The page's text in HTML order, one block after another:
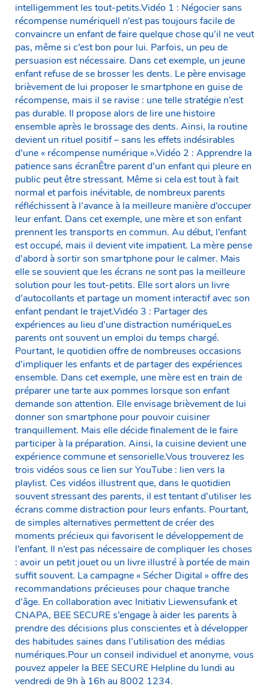
intelligemment les tout-petits.Vidéo 1 : Négocier sans
récompense numériqueIl n’est pas toujours facile de
convaincre un enfant de faire quelque chose qu’il ne veut
pas, même si c’est bon pour lui. Parfois, un peu de
persuasion est nécessaire. Dans cet exemple, un jeune
enfant refuse de se brosser les dents. Le père envisage
brièvement de lui proposer le smartphone en guise de
récompense, mais il se ravise : une telle stratégie n’est
pas durable. Il propose alors de lire une histoire
ensemble après le brossage des dents. Ainsi, la routine
devient un rituel positif – sans les effets indésirables
d’une « récompense numérique ».Vidéo 2 : Apprendre la
patience sans écranÊtre parent d’un enfant qui pleure en
public peut être stressant. Même si cela est tout à fait
normal et parfois inévitable, de nombreux parents
réfléchissent à l’avance à la meilleure manière d’occuper
leur enfant. Dans cet exemple, une mère et son enfant
prennent les transports en commun. Au début, l’enfant
est occupé, mais il devient vite impatient. La mère pense
d’abord à sortir son smartphone pour le calmer. Mais
elle se souvient que les écrans ne sont pas la meilleure
solution pour les tout-petits. Elle sort alors un livre
d’autocollants et partage un moment interactif avec son
enfant pendant le trajet.Vidéo 3 : Partager des
expériences au lieu d’une distraction numériqueLes
parents ont souvent un emploi du temps chargé.
Pourtant, le quotidien offre de nombreuses occasions
d’impliquer les enfants et de partager des expériences
ensemble. Dans cet exemple, une mère est en train de
préparer une tarte aux pommes lorsque son enfant
demande son attention. Elle envisage brièvement de lui
donner son smartphone pour pouvoir cuisiner
tranquillement. Mais elle décide finalement de le faire
participer à la préparation. Ainsi, la cuisine devient une
expérience commune et sensorielle.Vous trouverez les
trois vidéos sous ce lien sur YouTube : lien vers la
playlist. Ces vidéos illustrent que, dans le quotidien
souvent stressant des parents, il est tentant d’utiliser les
écrans comme distraction pour leurs enfants. Pourtant,
de simples alternatives permettent de créer des
moments précieux qui favorisent le développement de
l’enfant. Il n’est pas nécessaire de compliquer les choses
: avoir un petit jouet ou un livre illustré à portée de main
suffit souvent. La campagne « Sécher Digital » offre des
recommandations précieuses pour chaque tranche
d’âge. En collaboration avec Initiativ Liewensufank et
CNAPA, BEE SECURE s’engage à aider les parents à
prendre des décisions plus conscientes et à développer
des habitudes saines dans l’utilisation des médias
numériques.Pour un conseil individuel et anonyme, vous
pouvez appeler la BEE SECURE Helpline du lundi au
vendredi de 9h à 16h au 8002 1234.